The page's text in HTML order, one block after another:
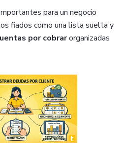
para un negocio
fiados como una lista suelta y
por cobrarorganizadas